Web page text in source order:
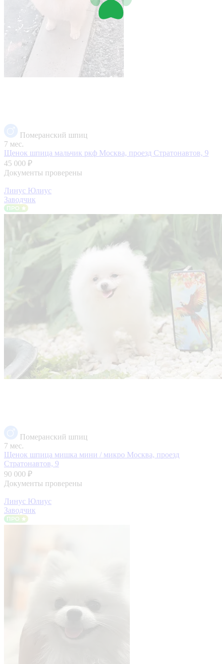
Померанский шпиц
7 мес.
Щенок шпица мальчик ркф Москва, проезд Стратонавтов, 9
45 000 ₽
Документы проверены
Линус Юлиус
Заводчик
Померанский шпиц
7 мес.
Щенок шпица мишка мини / микро Москва, проезд
Стратонавтов, 9
90 000 ₽
Документы проверены
Линус Юлиус
Заводчик